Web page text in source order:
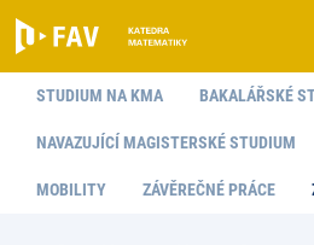
STUDIUM NA KMA BAKALÁŘSKÉ
NAVAZUJÍCÍ MAGISTERSKÉ STUDIUM
MOBILITY ZÁVĚREČNÉ PRÁCE